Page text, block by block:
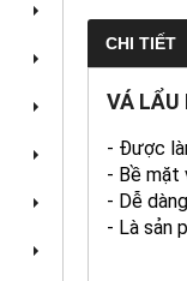
CHI TIẾT
VÁ LẨU
- Được
- Bề mặt
- Dễ
- Là sản